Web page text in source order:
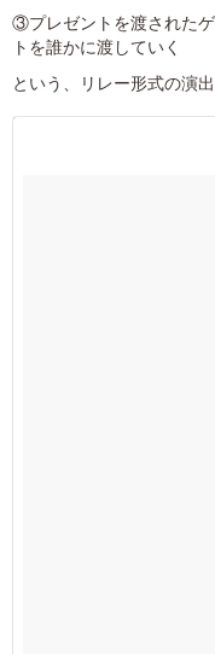
③プレゼントを渡された
トを誰かに渡していく
という、リレー形式の演